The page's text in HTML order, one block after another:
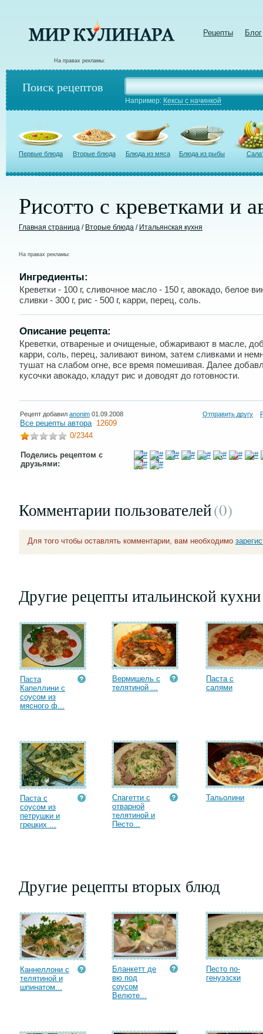
Рецепты Блог
На правах рекламы:
Поиск рецептов
Например: Кексы с начинкой
Первые блюда Вторые блюда Блюда из мяса Блюда из рыбы
Рисотто с креветками и
Главная страница / Вторые блюда / Итальянская кухня
На правах рекламы:
Ингредиенты:
Креветки - 100 г, сливочное масло - 150 г, авокадо, белое
сливки - 300 г, рис - 500 г, карри, перец, соль.
Описание рецепта:
Креветки, отвареные и очищеные, обжаривают в масле,
карри, соль, перец, заливают вином, затем сливками и
тушат на слабом огне, все время помешивая. Далее
кусочки авокадо, кладут рис и доводят до готовности.
Рецепт добавил anonim 01.09.2008 Отправить другу
Все рецепты автора 12609
0/2344
Поделись рецептом с
друзьями:
Комментарии пользователей(0)
Для того чтобы оставлять комментарии, вам необходимо
Другие рецепты итальинской кухни
Паста
Капеллини с
соусом из
мясного ф...
Вермишель с
телятиной ...
Паста с
салями
Паста с
соусом из
петрушки и
грецких ...
Спагетти с
отварной
телятиной и
Песто...
Тальолини
Другие рецепты вторых блюд
Каннеллони с
телятиной и
шпинатом...
Бланкетт де
вю под
соусом
Велюте...
Песто по-
генуэзски